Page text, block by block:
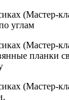
углам
планки